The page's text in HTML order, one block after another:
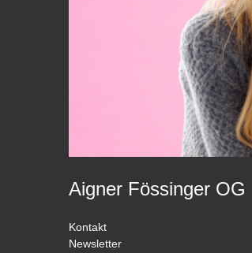
Aigner Fössinger OG
Kontakt
Newsletter